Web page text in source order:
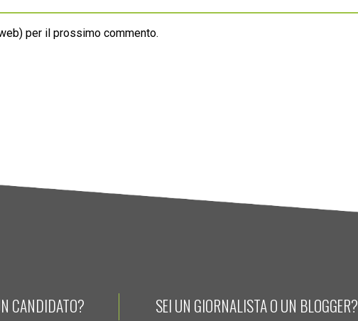
per il prossimo commento.
CANDIDATO? SEI UN GIORNALISTA O UN BLOGGER?